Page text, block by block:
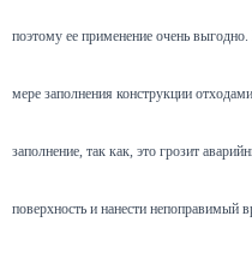
поэтому ее применение очень
мере заполнения конструкции
заполнение, так как, это грозит
поверхность и нанести непоправимый